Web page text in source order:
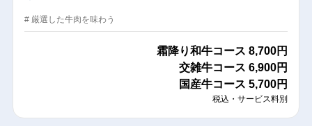
# 厳選した牛肉を味わう
霜降り和牛コース 8,700円
交雑牛コース 6,900円
国産牛コース 5,700円
税込・サービス料別